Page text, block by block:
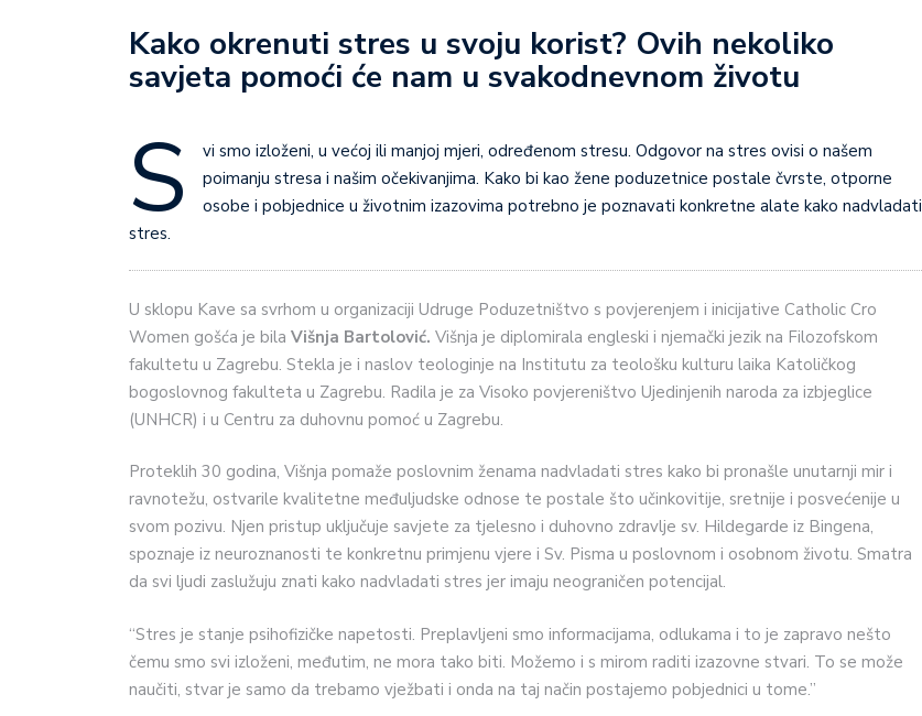
Kako okrenuti stres u svoju korist? Ovih nekoliko
savjeta pomoći će nam u svakodnevnom životu
S
vi smo izloženi, u većoj ili manjoj mjeri, određenom stresu. Odgovor na stres ovisi o našem
poimanju stresa i našim očekivanjima. Kako bi kao žene poduzetnice postale čvrste, otporne
osobe i pobjednice u životnim izazovima potrebno je poznavati konkretne alate kako nadvladati
stres.
U sklopu Kave sa svrhom u organizaciji Udruge Poduzetništvo s povjerenjem i inicijative Catholic Cro
Women gošća je bila Višnja Bartolović. Višnja je diplomirala engleski i njemački jezik na Filozofskom
fakultetu u Zagrebu. Stekla je i naslov teologinje na Institutu za teološku kulturu laika Katoličkog
bogoslovnog fakulteta u Zagrebu. Radila je za Visoko povjereništvo Ujedinjenih naroda za izbjeglice
(UNHCR) i u Centru za duhovnu pomoć u Zagrebu.
Proteklih 30 godina, Višnja pomaže poslovnim ženama nadvladati stres kako bi pronašle unutarnji mir i
ravnotežu, ostvarile kvalitetne međuljudske odnose te postale što učinkovitije, sretnije i posvećenije u
svom pozivu. Njen pristup uključuje savjete za tjelesno i duhovno zdravlje sv. Hildegarde iz Bingena,
spoznaje iz neuroznanosti te konkretnu primjenu vjere i Sv. Pisma u poslovnom i osobnom životu. Smatra
da svi ljudi zaslužuju znati kako nadvladati stres jer imaju neograničen potencijal.
“Stres je stanje psihofizičke napetosti. Preplavljeni smo informacijama, odlukama i to je zapravo nešto
čemu smo svi izloženi, međutim, ne mora tako biti. Možemo i s mirom raditi izazovne stvari. To se može
naučiti, stvar je samo da trebamo vježbati i onda na taj način postajemo pobjednici u tome.”